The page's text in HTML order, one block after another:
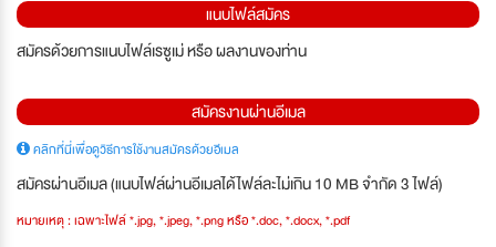
แนบไฟล์สมัคร
สมัครด้วยการแนบไฟล์เรซูเม่ หรือ ผลงานของท่าน
สมัครงานผ่านอีเมล
คลิกที่นี่เพื่อดูวิธีการใช้งานสมัครด้วยอีเมล
สมัครผ่านอีเมล (แนบไฟล์ผ่านอีเมลได้ไฟล์ละไม่เกิน 10 MB จำกัด 3 ไฟล์)
หมายเหตุ : เฉพาะไฟล์ *.jpg, *.jpeg, *.png หรือ *.doc, *.docx, *.pdf